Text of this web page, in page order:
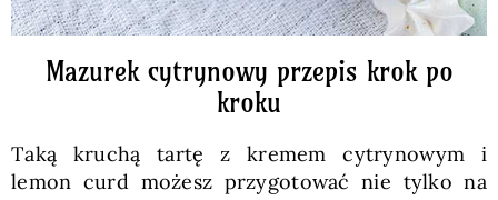
Mazurek cytrynowy przepis krok po
kroku
Taką kruchą tartę z kremem cytrynowym i
lemon curd możesz przygotować nie tylko na